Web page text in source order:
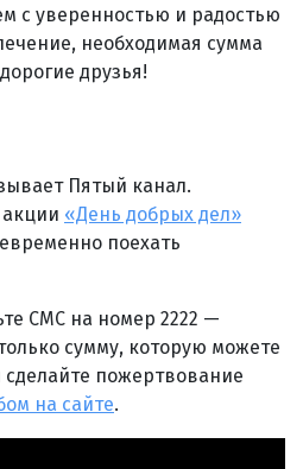
с уверенностью и радостью
необходимая сумма
друзья!
Пятый канал.
акции «День добрых дел»
поехать
СМС на номер 2222 —
сумму, которую можете
пожертвование
на сайте.